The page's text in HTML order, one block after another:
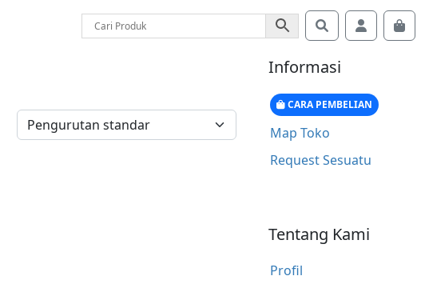
SearchAccount
Informasi
CARA PEMBELIAN
Map Toko
Request Sesuatu
Tentang Kami
Profil